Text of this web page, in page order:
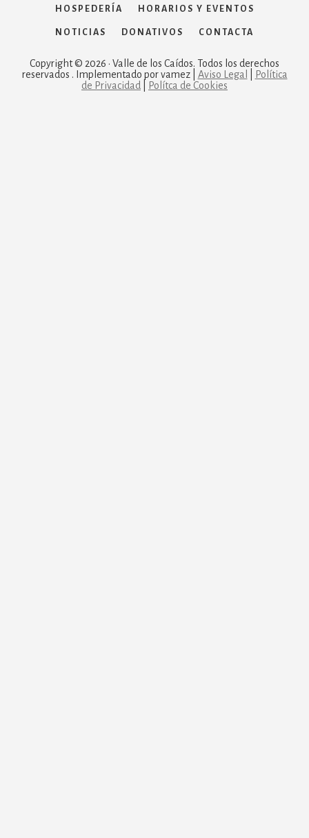
HOSPEDERÍA HORARIOS Y EVENTOS
NOTICIAS DONATIVOS CONTACTA
Copyright © 2026 · Valle de los Caídos. Todos los derechos
reservados . Implementado por vamez | Aviso Legal
Política
de Privacidad
Polítca de Cookies